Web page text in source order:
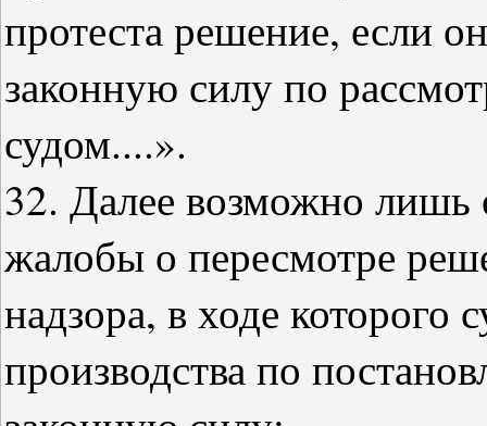
протеста решение, если
законную силу по
судом....».
32. Далее возможно лишь
жалобы о пересмотре
надзора, в ходе которого
производства по